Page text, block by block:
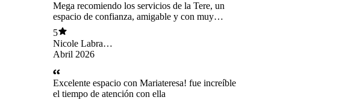
Mega recomiendo los servicios de la Tere, un
espacio de confianza, amigable y con muy
buena disposición, el acompañamiento es genial
y cercano🩷
5
Nicole Labra
Urtubia
Abril 2026
Excelente espacio con Mariateresa! fue increíble
el tiempo de atención con ella